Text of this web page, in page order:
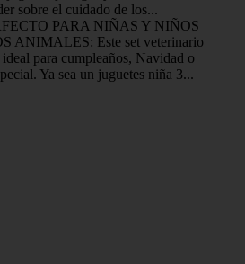
sobre el cuidado de los...
PARA NIÑAS Y NIÑOS
ANIMALES: Este set veterinario
para cumpleaños, Navidad o
Ya sea un juguetes niña 3...